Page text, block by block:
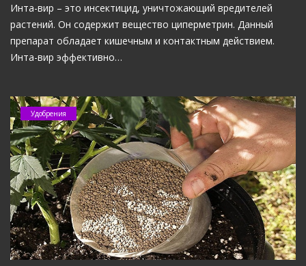
Инта-вир – это инсектицид, уничтожающий вредителей
растений. Он содержит вещество циперметрин. Данный
препарат обладает кишечным и контактным действием.
Инта-вир эффективно…
Удобрения